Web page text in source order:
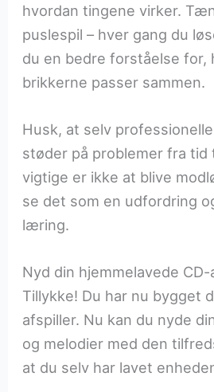
hvordan tingene virker.
puslespil – hver gang du
du en bedre forståelse for,
brikkerne passer sammen.
Husk, at selv
støder på problemer fra tid
vigtige er ikke at blive
se det som en udfordring
læring.
Nyd din hjemmelavede
Tillykke! Du har nu bygget
afspiller. Nu kan du nyde
og melodier med den
at du selv har lavet